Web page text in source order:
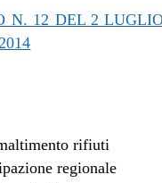
N. 12 DEL 2
rifiuti
regionale